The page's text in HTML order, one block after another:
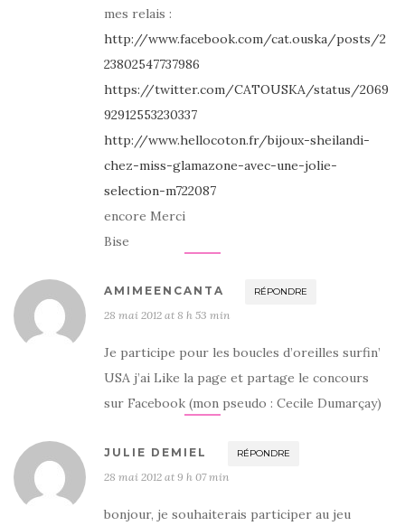
mes relais :
http://www.facebook.com/cat.ouska/posts/2
23802547737986
https://twitter.com/CATOUSKA/status/2069
92912553230337
http://www.hellocoton.fr/bijoux-sheilandi-
chez-miss-glamazone-avec-une-jolie-
selection-m722087
encore Merci
Bise
AMIMEENCANTA RÉPONDRE
28 mai 2012 at 8 h 53 min
Je participe pour les boucles d’oreilles surfin’
USA j’ai Like la page et partage le concours
sur Facebook (mon pseudo : Cecile Dumarçay)
JULIE DEMIEL RÉPONDRE
28 mai 2012 at 9 h 07 min
bonjour, je souhaiterais participer au jeu